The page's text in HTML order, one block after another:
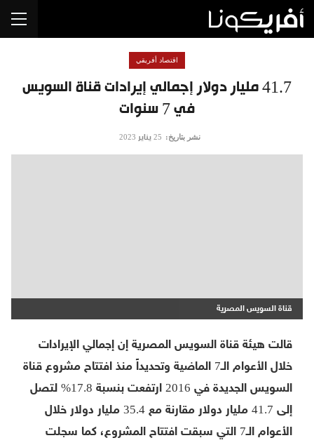
41.7 مليار دولار إجمالي إيرادات قناة السويس
في 7 سنوات
اقتصاد أفريقي
نشر بتاريخ: 25 يناير 2023
قناة السويس المصرية
قالت هيئة قناة السويس المصرية إن إجمالي الإيرادات
خلال الأعوام الـ7 الماضية وتحديداً منذ افتتاح مشروع قناة
السويس الجديدة في 2016 ارتفعت بنسبة 17.8% لتصل
إلى 41.7 مليار دولار مقارنة مع 35.4 مليار دولار خلال
الأعوام الـ7 التي سبقت افتتاح المشروع، كما سجلت